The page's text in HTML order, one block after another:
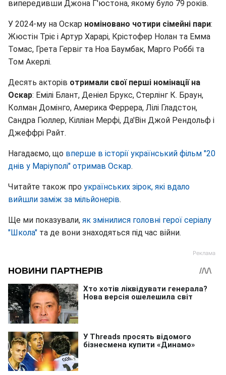
випередивши Джона Г'юстона, якому було 79 років.
У 2024-му на Оскар номіновано чотири сімейні пари:
Жюстін Тріє і Артур Харарі, Крістофер Нолан та Емма
Томас, Грета Гервіг та Ноа Баумбак, Марго Роббі та
Том Акерлі.
Десять акторів отримали свої перші номінації на
Оскар: Емілі Блант, Деніел Брукс, Стерлінг К. Браун,
Колман Домінго, Америка Феррера, Лілі Гладстон,
Сандра Гюллер, Кілліан Мерфі, Да'Він Джой Рендольф і
Джеффрі Райт.
Нагадаємо, що вперше в історії український фільм "20
днів у Маріуполі" отримав Оскар.
Читайте також про українських зірок, які вдало
вийшли заміж за мільйонерів.
Ще ми показували, як змінилися головні герої серіалу
"Школа" та де вони знаходяться під час війни.